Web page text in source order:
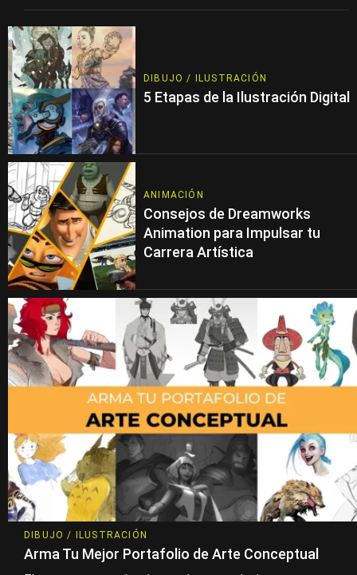
DIBUJO / ILUSTRACIÓN
5 Etapas de la Ilustración Digital
ANIMACIÓN
Consejos de Dreamworks
Animation para Impulsar tu
Carrera Artística
DIBUJO / ILUSTRACIÓN
Arma Tu Mejor Portafolio de Arte Conceptual